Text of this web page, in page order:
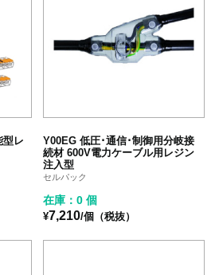
型レ
Y00EG 低圧･通信･制御用分岐接
続材 600V電力ケーブル用レジン
注入型
セルパック
在庫：0 個
¥7,210/個（税抜）